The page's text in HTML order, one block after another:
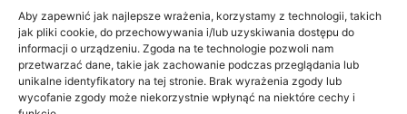
Aby zapewnić jak najlepsze wrażenia, korzystamy z technologii, takich
jak pliki cookie, do przechowywania i/lub uzyskiwania dostępu do
informacji o urządzeniu. Zgoda na te technologie pozwoli nam
przetwarzać dane, takie jak zachowanie podczas przeglądania lub
unikalne identyfikatory na tej stronie. Brak wyrażenia zgody lub
wycofanie zgody może niekorzystnie wpłynąć na niektóre cechy i
Regulamin
Polityka prywatności